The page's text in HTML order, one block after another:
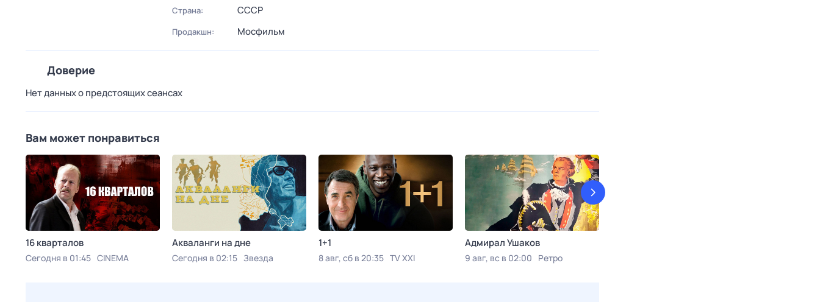
Страна: СССР
Продакшн: Мосфильм
Доверие
Нет данных о предстоящих сеансах
Вам может понравиться
16 кварталов
Сегодня в 01:45 CINEMA
Акваланги на дне
Сегодня в 02:15 Звезда
1+1
8 авг, сб в 20:35 TV XXI
Адмирал Ушаков
9 авг, вс в 02:00 Ретро